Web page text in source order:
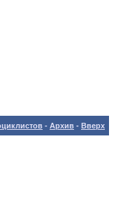
- Архив - Вверх